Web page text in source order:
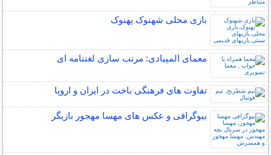
بازی محلی شهنوک پهنوک
معمای المپیادی: مرتب سازی لغتنامه ای
تفاوت های فرهنگی باخت در ایران و اروپا
بیوگرافی و عکس های مهسا مهجور بازیگر